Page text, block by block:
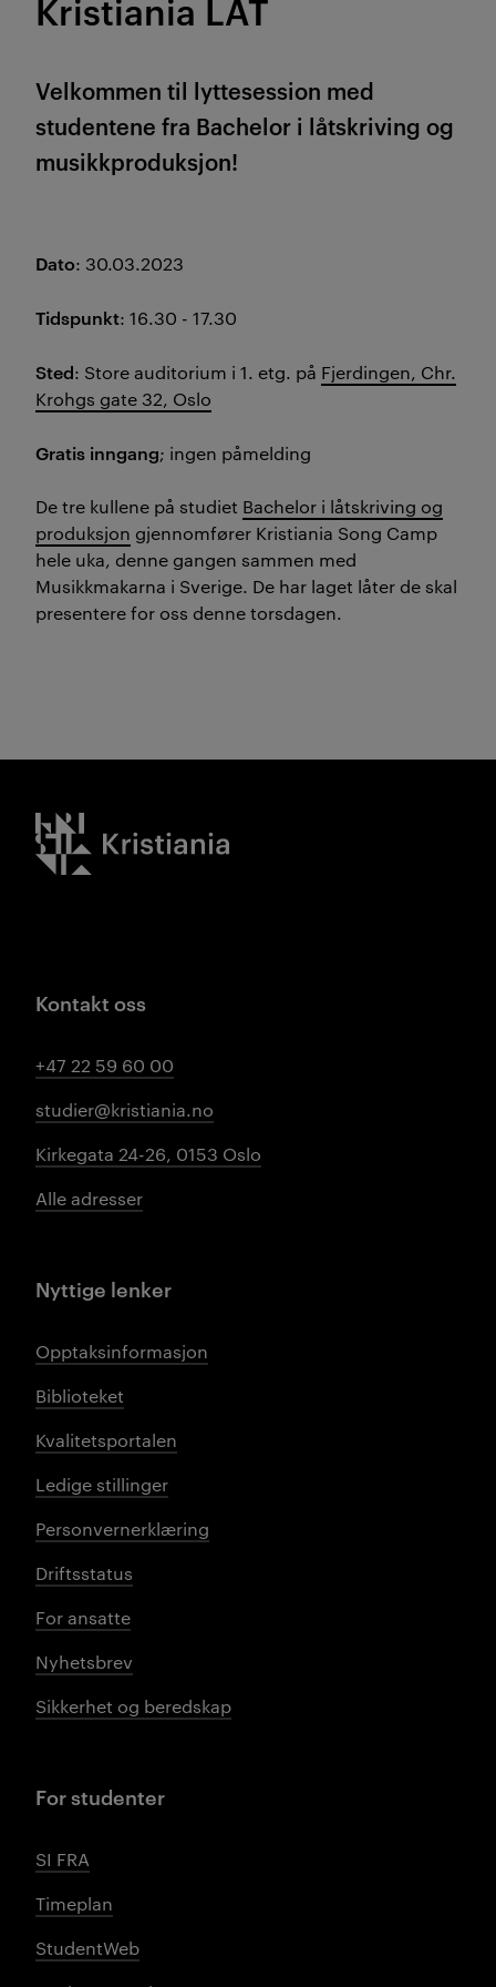
Kristiania LÅT
Velkommen til lyttesession med
studentene fra Bachelor i låtskriving og
musikkproduksjon!
Dato: 30.03.2023
Tidspunkt: 16.30 - 17.30
Sted: Store auditorium i 1. etg. på Fjerdingen, Chr.
Krohgs gate 32, Oslo
Gratis inngang; ingen påmelding
De tre kullene på studiet Bachelor i låtskriving og
produksjon gjennomfører Kristiania Song Camp
hele uka, denne gangen sammen med
Musikkmakarna i Sverige. De har laget låter de skal
presentere for oss denne torsdagen.
Kristiania logo
Kontakt oss
+47 22 59 60 00
studier@kristiania.no
Kirkegata 24-26, 0153 Oslo
Alle adresser
Nyttige lenker
Opptaksinformasjon
Biblioteket
Kvalitetsportalen
Ledige stillinger
Personvernerklæring
Driftsstatus
For ansatte
Nyhetsbrev
Sikkerhet og beredskap
For studenter
SI FRA
Timeplan
StudentWeb